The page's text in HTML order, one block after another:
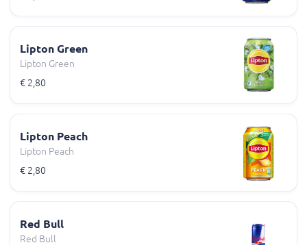
Lipton Green
Lipton Green
€ 2,80
Lipton Peach
Lipton Peach
€ 2,80
Red Bull
Red Bull